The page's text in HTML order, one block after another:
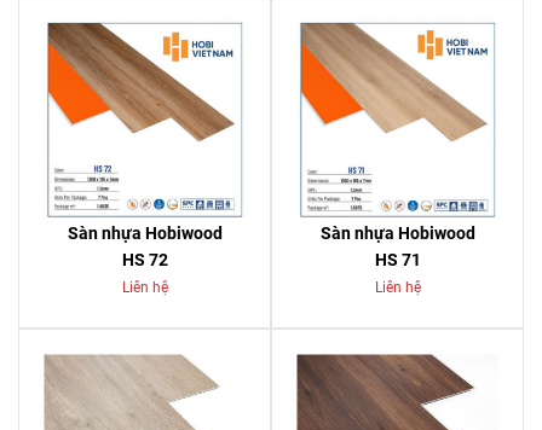
Sàn nhựa Hobiwood
HS 72
Liên hệ
Sàn nhựa Hobiwood
HS 71
Liên hệ